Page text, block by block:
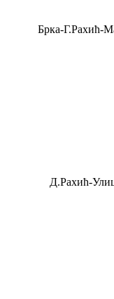
Брка-Г.Рахић-
Д.Рахић-